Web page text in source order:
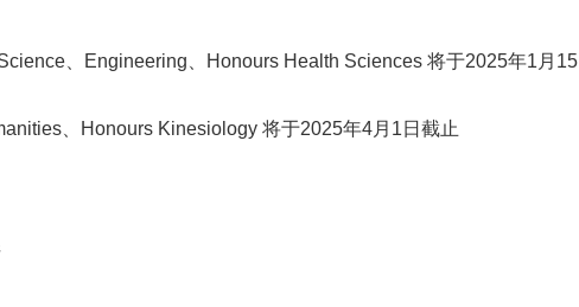
、Engineering、Honours Health Sciences 将于2025年1月15
、Honours Kinesiology 将于2025年4月1日截止